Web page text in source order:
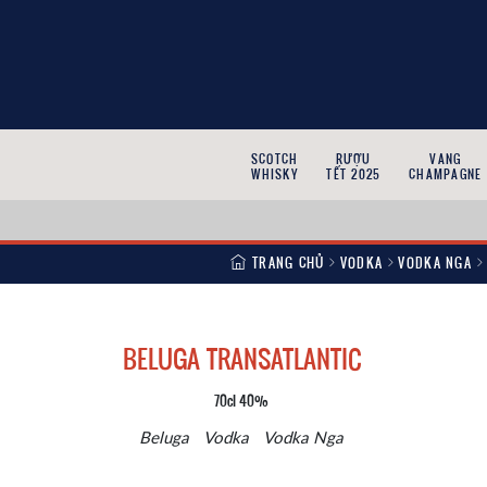
SCOTCH
WHISKY
RƯỢU
TẾT 2025
VANG
CHAMPAGNE
TRANG CHỦ VODKA VODKA NGA
BELUGA TRANSATLANTIC
70cl 40%
Beluga Vodka Vodka Nga